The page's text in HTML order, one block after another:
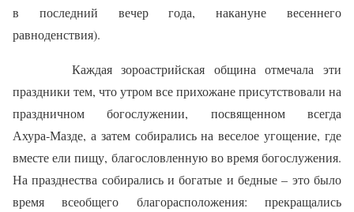
в последний вечер года, накануне весеннего
равноденствия).
Каждая зороастрийская община отмечала эти
праздники тем, что утром все прихожане присутствовали на
праздничном богослужении, посвященном всегда
Ахура‑Мазде, а затем собирались на веселое угощение, где
вместе ели пищу, благословленную во время богослужения.
На празднества собирались и богатые и бедные – это было
время всеобщего благорасположения: прекращались